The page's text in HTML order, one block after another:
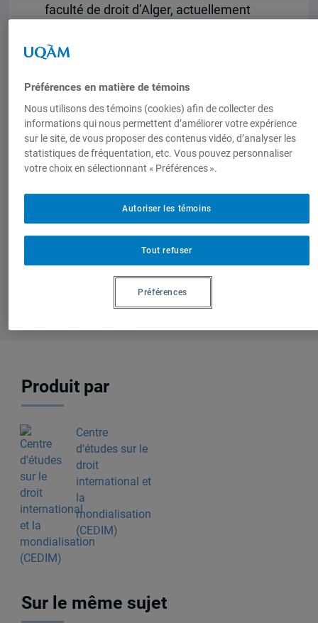
faculté de droit d’Alger, actuellement
Cergy-Pontoise, France.
Où: W-2235 Pavillon Thérèse-Casgrain,
455 boulevard René Levesque Est,
UQAM, métro Berri-UQAM.
Produit par
Centre
d'études sur le
droit
international et
la
mondialisation
(CEDIM)
Sur le même sujet
Préférences en matière de témoins
Nous utilisons des témoins (cookies) afin de collecter des
informations qui nous permettent d’améliorer votre expérience
sur le site, de vous proposer des contenus vidéo, d’analyser les
statistiques de fréquentation, etc. Vous pouvez personnaliser
votre choix en sélectionnant « Préférences ».
Tout refuser
Autoriser les témoins
Préférences